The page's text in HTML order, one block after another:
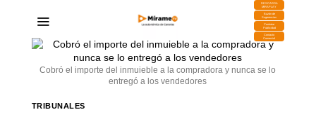
DESCARGA
MIRAPLAY
Buzón de
Sugerencias
Contratar
Publicidad
Contacto
Comercial
Cobró el importe del inmuieble a la compradora y nunca se lo
entregó a los vendedores
TRIBUNALES